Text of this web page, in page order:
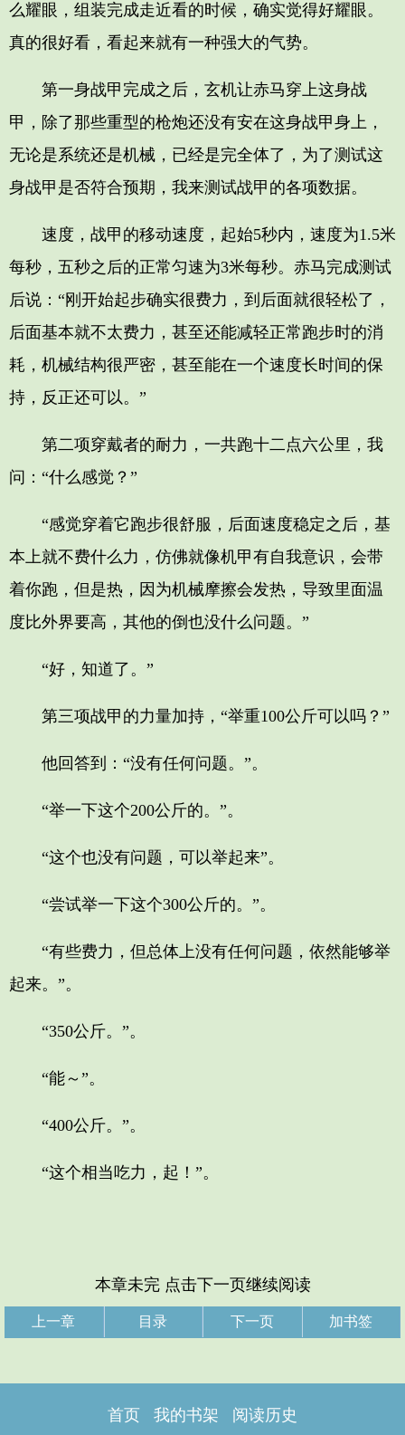
么耀眼，组装完成走近看的时候，确实觉得好耀眼。
真的很好看，看起来就有一种强大的气势。
第一身战甲完成之后，玄机让赤马穿上这身战
甲，除了那些重型的枪炮还没有安在这身战甲身上，
无论是系统还是机械，已经是完全体了，为了测试这
身战甲是否符合预期，我来测试战甲的各项数据。
速度，战甲的移动速度，起始5秒内，速度为1.5米
每秒，五秒之后的正常匀速为3米每秒。赤马完成测试
后说：“刚开始起步确实很费力，到后面就很轻松了，
后面基本就不太费力，甚至还能减轻正常跑步时的消
耗，机械结构很严密，甚至能在一个速度长时间的保
持，反正还可以。”
第二项穿戴者的耐力，一共跑十二点六公里，我
问：“什么感觉？”
“感觉穿着它跑步很舒服，后面速度稳定之后，基
本上就不费什么力，仿佛就像机甲有自我意识，会带
着你跑，但是热，因为机械摩擦会发热，导致里面温
度比外界要高，其他的倒也没什么问题。”
“好，知道了。”
第三项战甲的力量加持，“举重100公斤可以吗？”
他回答到：“没有任何问题。”。
“举一下这个200公斤的。”。
“这个也没有问题，可以举起来”。
“尝试举一下这个300公斤的。”。
“有些费力，但总体上没有任何问题，依然能够举
起来。”。
“350公斤。”。
“能～”。
“400公斤。”。
“这个相当吃力，起！”。
本章未完 点击下一页继续阅读
上一章 目录 下一页 加书签
首页 我的书架 阅读历史